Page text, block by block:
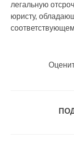
легальную
юристу,